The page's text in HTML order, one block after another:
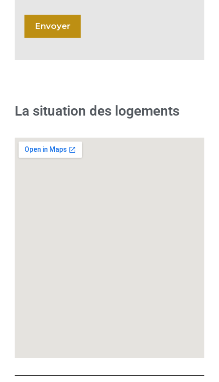
La situation des logements